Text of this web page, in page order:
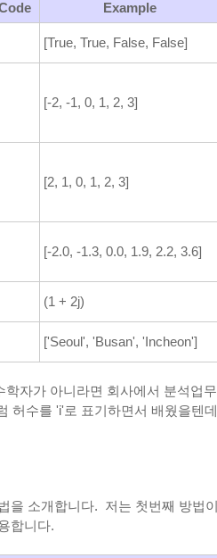
Example
[True, True, False, False]
[-2, -1, 0, 1, 2, 3]
[2, 1, 0, 1, 2, 3]
[-2.0, -1.3, 0.0, 1.9, 2.2, 3.6]
(1 + 2j)
['Seoul', 'Busan', 'Incheon']
자가 아니라면 회사에서 분석업무
허수를 'i'로 표기하면서 배웠을텐데
을 소개합니다. 저는 첫번째 방법이
합니다.